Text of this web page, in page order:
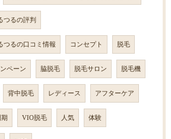
つるの評判
つるの口コミ情報 コンセプト 脱毛
ペーン 脇脱毛 脱毛サロン 脱毛機
背中脱毛 レディース アフターケア
VIO脱毛 人気 体験